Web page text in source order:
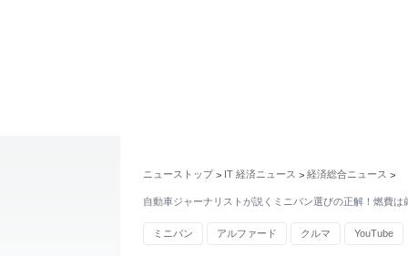
ニューストップ > IT 経済ニュース > 経済総合ニュース >
自動車ジャーナリストが説くミニバン選びの正解！燃費
ミニバン アルファード クルマ YouTube